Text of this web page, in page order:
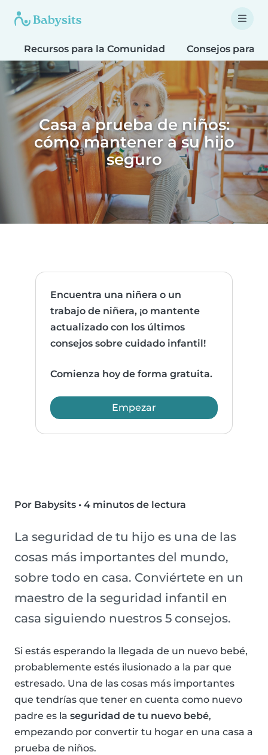
Recursos para la Comunidad Consejos para
Casa a prueba de niños:
cómo mantener a su hijo
seguro
Encuentra una niñera o un
trabajo de niñera, ¡o mantente
actualizado con los últimos
consejos sobre cuidado infantil!
Comienza hoy de forma gratuita.
Empezar
Por Babysits • 4 minutos de lectura
La seguridad de tu hijo es una de las
cosas más importantes del mundo,
sobre todo en casa. Conviértete en un
maestro de la seguridad infantil en
casa siguiendo nuestros 5 consejos.
Si estás esperando la llegada de un nuevo bebé,
probablemente estés ilusionado a la par que
estresado. Una de las cosas más importantes
que tendrías que tener en cuenta como nuevo
padre es la seguridad de tu nuevo bebé,
empezando por convertir tu hogar en una casa a
prueba de niños.